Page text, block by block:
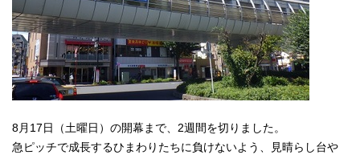
8月17日（土曜日）の開幕まで、2週間を切りました。
急ピッチで成長するひまわりたちに負けないよう、見晴らし台や